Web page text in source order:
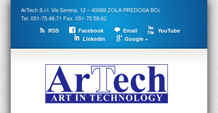
ArTech S.r.l. Via Serena, 12 – 40069 ZOLA PREDOSA BO)
Tel. 051-75.48.71 Fax. 051-75.58.62
RSS Facebook Email
YouTube
LinkedIn
Google +